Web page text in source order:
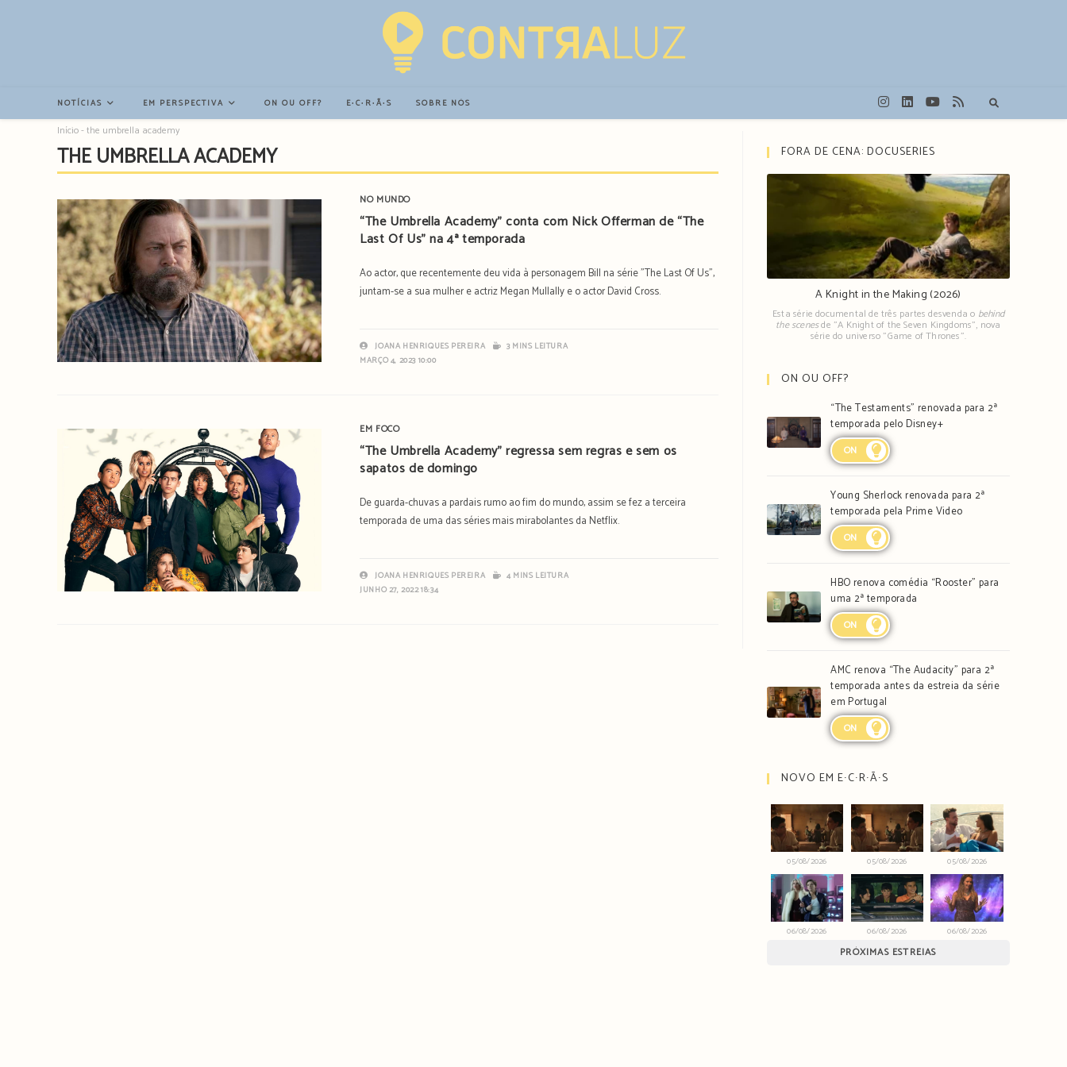
NOTÍCIAS EM PERSPECTIVA ON OU OFF? E∙C∙R∙Ã∙S SOBRE NÓS
Início-the umbrella academy
THE UMBRELLA ACADEMY
NO MUNDO
“The Umbrella Academy” conta com Nick Offerman de “The
Last Of Us” na 4ª temporada
Ao actor, que recentemente deu vida à personagem Bill na série "The Last Of Us",
juntam-se a sua mulher e actriz Megan Mullally e o actor David Cross.
JOANA HENRIQUES PEREIRA
3 MINS LEITURA
MARÇO 4, 2023 10:00
EM FOCO
“The Umbrella Academy” regressa sem regras e sem os
sapatos de domingo
De guarda-chuvas a pardais rumo ao fim do mundo, assim se fez a terceira
temporada de uma das séries mais mirabolantes da Netflix.
JOANA HENRIQUES PEREIRA
4 MINS LEITURA
JUNHO 27, 2022 18:34
FORA DE CENA: DOCUSERIES
A Knight in the Making (2026)
Esta série documental de três partes desvenda o behind
the scenesde "A Knight of the Seven Kingdoms", nova
série do universo "Game of Thrones".
ON OU OFF?
“The Testaments” renovada para 2ª
temporada pelo Disney+
ON
Young Sherlock renovada para 2ª
temporada pela Prime Video
ON
HBO renova comédia “Rooster” para
uma 2ª temporada
ON
AMC renova “The Audacity” para 2ª
temporada antes da estreia da série
em Portugal
ON
NOVO EM E∙C∙R∙Ã∙S
05/08/2026 05/08/2026 05/08/2026
06/08/2026 06/08/2026 06/08/2026
PRÓXIMAS ESTREIAS